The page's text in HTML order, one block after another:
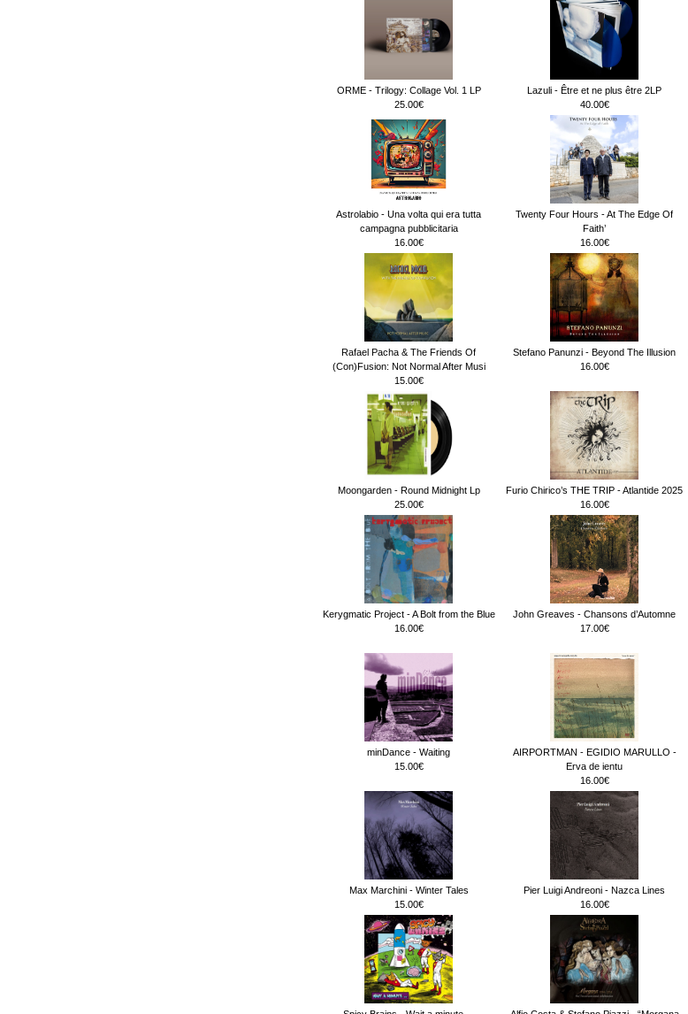
ORME - Trilogy: Collage Vol. 1 LP
25.00€
Lazuli - Être et ne plus être 2LP
40.00€
Astrolabio - Una volta qui era tutta
campagna pubblicitaria
16.00€
Twenty Four Hours - At The Edge Of
Faith’
16.00€
Rafael Pacha & The Friends Of
(Con)Fusion: Not Normal After Musi
15.00€
Stefano Panunzi - Beyond The Illusion
16.00€
Moongarden - Round Midnight Lp
25.00€
Furio Chirico’s THE TRIP - Atlantide 2025
16.00€
Kerygmatic Project - A Bolt from the Blue
16.00€
John Greaves - Chansons d’Automne
17.00€
minDance - Waiting
15.00€
AIRPORTMAN - EGIDIO MARULLO -
Erva de ientu
16.00€
Max Marchini - Winter Tales
15.00€
Pier Luigi Andreoni - Nazca Lines
16.00€